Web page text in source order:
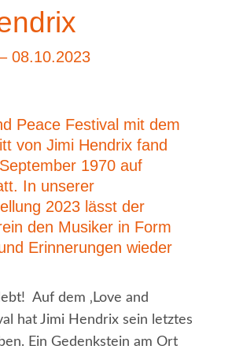
08.10.2023
Peace Festival mit dem
von Jimi Hendrix fand
1970 auf
In unserer
2023 lässt der
den Musiker in Form
Erinnerungen wieder
Auf dem ‚Love and
hat Jimi Hendrix sein letztes
Ein Gedenkstein am Ort